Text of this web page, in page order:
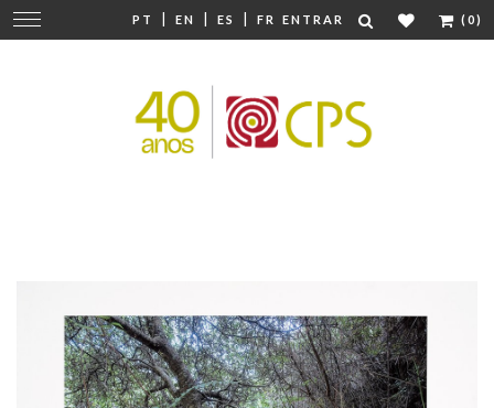
PT | EN | ES | FR ENTRAR (0)
Mudar
navegação